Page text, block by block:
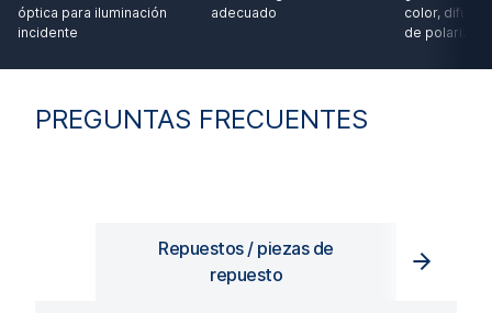
óptica para iluminación
incidente
adecuado
color,
de
PREGUNTAS FRECUENTES
Repuestos / piezas de
repuesto